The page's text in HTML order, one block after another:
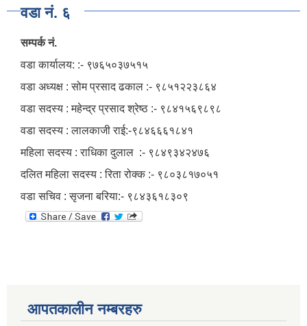
वडा नं. ६
सम्पर्क नं.
वडा कार्यालय: :- ९७६५०३७५१५
वडा अध्यक्ष : सोम प्रसाद ढकाल :- ९८५१२२३८६४
वडा सदस्य : महेन्द्र प्रसाद श्रेष्ठ :- ९८४१५६९८९८
वडा सदस्य : लालकाजी राई:-९८४६६६१८४१
महिला सदस्य : राधिका दुलाल :- ९८४९३४२४७६
दलित महिला सदस्य : रिता रोक्‍क :- ९८०३८१७०५१
वडा सचिव : सृजना बरिया:- ९८४३६१८३०९
आपतकालीन नम्बरहरु